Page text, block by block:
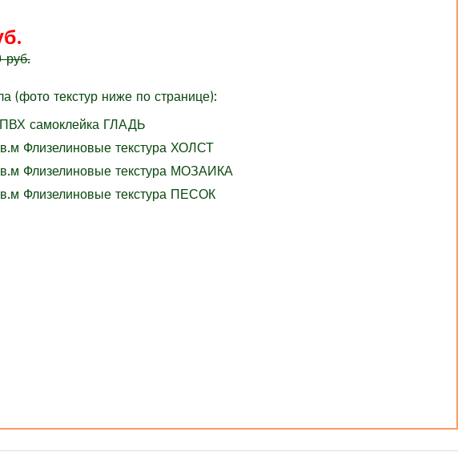
руб.
(фото текстур ниже по странице):
самоклейка ГЛАДЬ
Флизелиновые текстура ХОЛСТ
Флизелиновые текстура МОЗАИКА
Флизелиновые текстура ПЕСОК